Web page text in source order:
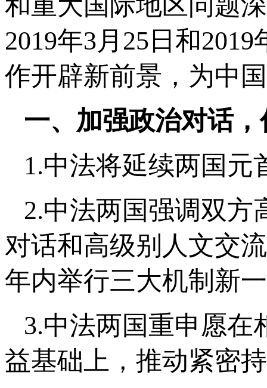
2019年3月25日和
作开辟新前景，为中
一、加强政治对话
1.中法将延续两国元
2.中法两国强调双方
对话和高级别人文交
年内举行三大机制新
3.中法两国重申愿在
益基础上，推动紧密